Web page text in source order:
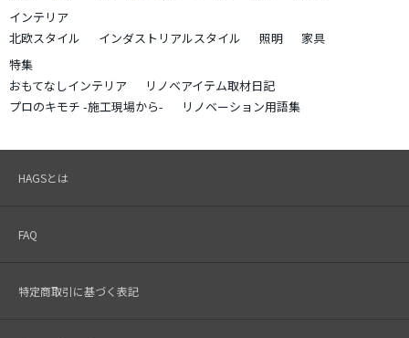
インテリア
北欧スタイル
インダストリアルスタイル 照明
家具
特集
おもてなしインテリア
リノベアイテム取材日記
プロのキモチ -施工現場から-
リノベーション用語集
HAGSとは
FAQ
特定商取引に基づく表記